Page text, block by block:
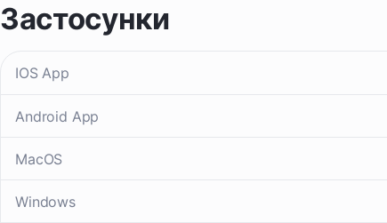
Застосунки
IOS App
Android App
MacOS
Windows